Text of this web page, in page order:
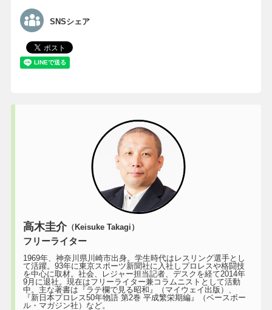
SNSシェア
高木圭介（Keisuke Takagi）
フリーライター
1969年、神奈川県川崎市出身。学生時代はレスリング選手とし
て活躍。93年に東京スポーツ新聞社に入社しプロレスや格闘技
を中心に取材。社会、レジャー担当記者、デスクを経て2014年
9月に退社。現在はフリーライター兼コラムニストとして活動
中。主な著書は『ラテ欄で見る昭和』（マイウェイ出版）、
『新日本プロレス50年物語 第2巻 平成繁栄期編』（ベースボー
ル・マガジン社）など。